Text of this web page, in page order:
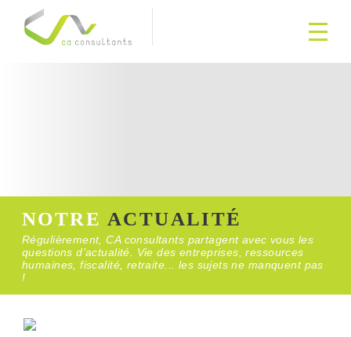
NOTRE ACTUALITÉ
Régulièrement, CA consultants partagent avec vous les
questions d’actualité. Vie des entreprises, ressources
humaines, fiscalité, retraite... les sujets ne manquent pas
!